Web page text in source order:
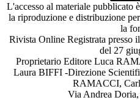
L'accesso al materiale pubblicato
la riproduzione e distribuzione
la
Rivista Online Registrata presso
del 27
Proprietario Editore Luca
Laura BIFFI -Direzione
RAMACCI,
Via Andrea